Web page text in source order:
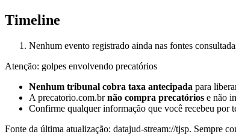
Timeline
Nenhum evento registrado ainda nas fontes
Atenção: golpes envolvendo precatórios
Nenhum tribunal cobra taxa antecipada para
A precatorio.com.brnão compra precatórios e não
Confirme qualquer informação que você recebeu por
Fonte da última atualização: datajud-stream://tjsp. Sempre